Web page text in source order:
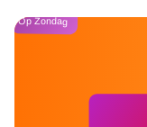
Op Zondag